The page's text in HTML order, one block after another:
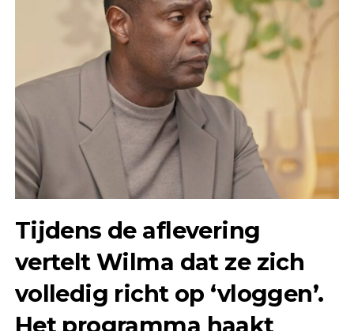
Tijdens de aflevering
vertelt Wilma dat ze zich
volledig richt op ‘vloggen’.
Het programma haakt